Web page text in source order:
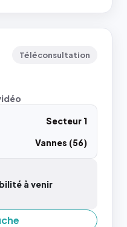
Téléconsultation
Secteur 1
Vannes (56)
à venir